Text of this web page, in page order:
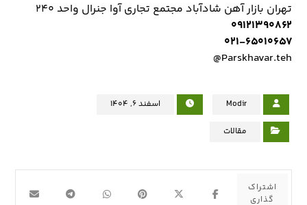
تهران بازار آهن شادآباد مجتمع تجاري آوا جنرال واحد ۲۴۰
۰۹۱۲۱۳۹۰۸۶۲
۰۲۱-۶۵۰۱۰۶۵۷
Parskhavar.teh@
Modir اسفند ۶, ۱۴۰۴
مقالات